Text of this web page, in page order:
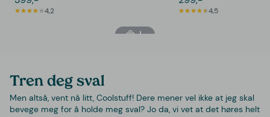
4,2 4,5
Tren deg sval
Men altså, vent nå litt, Coolstuff! Dere mener vel ikke at jeg skal
bevege meg for å holde meg sval? Jo da, vi vet at det høres helt